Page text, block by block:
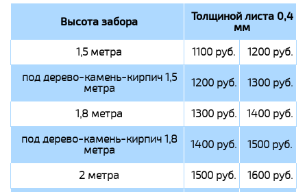
Высота забора Толщиной листа 0,4
мм
1,5 метра 1100 руб.
1200 руб.
под дерево-камень-кирпич 1,5
метра 1200 руб. 1300 руб.
1,8 метра 1300 руб.
1400 руб.
под дерево-камень-кирпич 1,8
метра 1400 руб. 1500 руб.
2 метра 1500 руб.
1600 руб.